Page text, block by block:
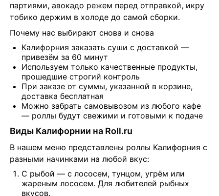
партиями, авокадо режем перед отправкой, икру
тобико держим в холоде до самой сборки.
Почему нас выбирают снова и снова
Калифорния заказать суши с доставкой —
привезём за 60 минут
Используем только качественные продукты,
прошедшие строгий контроль
При заказе от суммы, указанной в корзине,
доставка бесплатная
Можно забрать самовывозом из любого кафе
— роллы будут свежими и готовыми к подаче
Виды Калифорнии на Roll.ru
В нашем меню представлены роллы Калифорния с
разными начинками на любой вкус:
С рыбой — с лососем, тунцом, угрём или
жареным лососем. Для любителей рыбных
вкусов.